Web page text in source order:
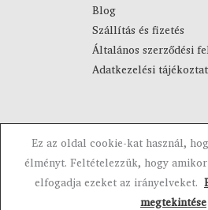
t
1
0
t
Blog
Szállítás és fizetés
Általános szerződési
Adatkezelési
Copyright © 2023-2026 Visztra.
Ez az oldal cookie-kat használ,
élményt. Feltételezzük, hogy
elfogadja ezeket az irányelveket.
megtekintése